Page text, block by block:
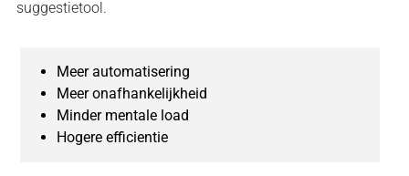
suggestietool.
Meer automatisering
Meer onafhankelijkheid
Minder mentale load
Hogere efficientie